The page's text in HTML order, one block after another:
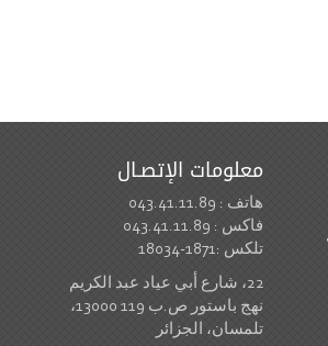
معلومات الإتصـال
هاتف : 043.41.11.89
فاكس : 043.41.11.89
تلكس :1871-18034
22، شارع أبي عياد عبد الكريم
نهج باستور ص.ب 119 13000،
تلمسان، الجزائر